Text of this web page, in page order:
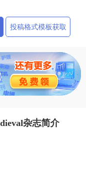
投稿格式模板获取
杂志简介